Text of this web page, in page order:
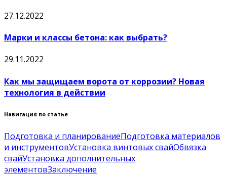
27.12.2022
Марки и классы бетона: как выбрать?
29.11.2022
Как мы защищаем ворота от коррозии? Новая
технология в действии
Навигация по статье
Подготовка и планированиеПодготовка материалов
и инструментовУстановка винтовых свайОбвязка
свайУстановка дополнительных
элементовЗаключение